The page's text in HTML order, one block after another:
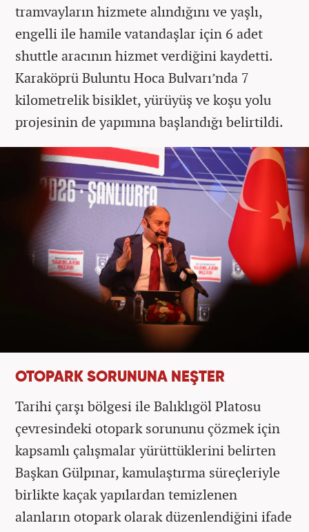
tramvayların hizmete alındığını ve yaşlı,
engelli ile hamile vatandaşlar için 6 adet
shuttle aracının hizmet verdiğini kaydetti.
Karaköprü Buluntu Hoca Bulvarı’nda 7
kilometrelik bisiklet, yürüyüş ve koşu yolu
projesinin de yapımına başlandığı belirtildi.
OTOPARK SORUNUNA NEŞTER
Tarihi çarşı bölgesi ile Balıklıgöl Platosu
çevresindeki otopark sorununu çözmek için
kapsamlı çalışmalar yürüttüklerini belirten
Başkan Gülpınar, kamulaştırma süreçleriyle
birlikte kaçak yapılardan temizlenen
alanların otopark olarak düzenlendiğini ifade